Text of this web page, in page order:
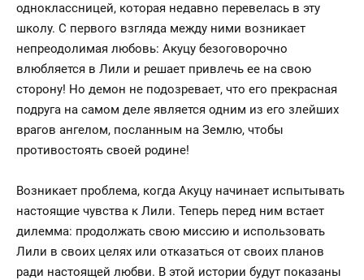
одноклассницей, которая недавно перевелась в эту
школу. С первого взгляда между ними возникает
непреодолимая любовь: Акуцу безоговорочно
влюбляется в Лили и решает привлечь ее на свою
сторону! Но демон не подозревает, что его прекрасная
подруга на самом деле является одним из его злейших
врагов ангелом, посланным на Землю, чтобы
противостоять своей родине!
Возникает проблема, когда Акуцу начинает испытывать
настоящие чувства к Лили. Теперь перед ним встает
дилемма: продолжать свою миссию и использовать
Лили в своих целях или отказаться от своих планов
ради настоящей любви. В этой истории будут показаны